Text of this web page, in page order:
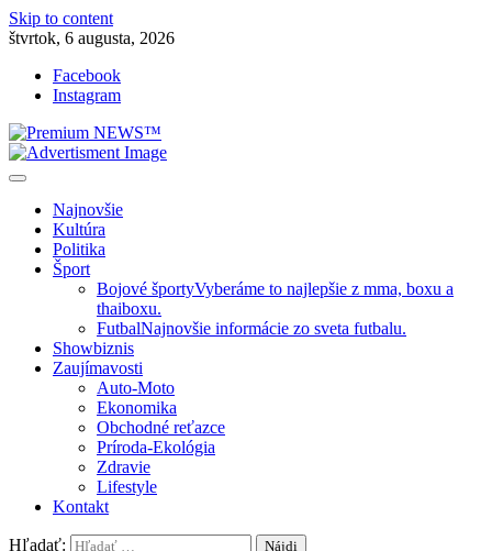
Skip to content
štvrtok, 6 augusta, 2026
Facebook
Instagram
Najnovšie
Kultúra
Politika
Šport
Bojové športyVyberáme to najlepšie z mma, boxu a
thaiboxu.
FutbalNajnovšie informácie zo sveta futbalu.
Showbiznis
Zaujímavosti
Auto-Moto
Ekonomika
Obchodné reťazce
Príroda-Ekológia
Zdravie
Lifestyle
Kontakt
Hľadať: